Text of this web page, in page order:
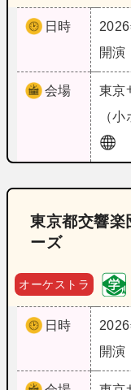
日時
開演
会場 東京
（小
東京都交響楽
ーズ
オーケストラ
日時
2026
開演